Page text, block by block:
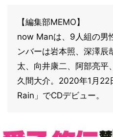
【編集部MEMO】
now Manは、9人組の男
ンバーは岩本照、深澤辰
太、向井康二、阿部亮平
久間大介。2020年1月
Rain」でCDデビュー。